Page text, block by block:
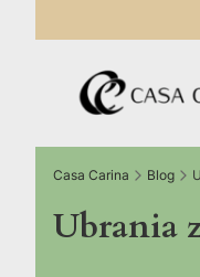
Casa Carina Blog
Ubrania